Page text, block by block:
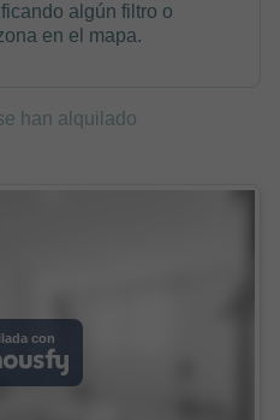
algún filtro o
en el mapa.
han alquilado
con